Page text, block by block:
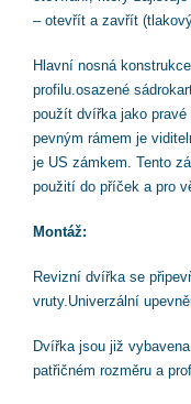
– otevřít a zavřít
Hlavní nosná
profilu.osazené
použít dvířka jako
pevným rámem je
je US zámkem. Tento
použití do příček a pro
Montáž:
Revizní dvířka se
vruty.Univerzální
Dvířka jsou již
patřičném rozměru a